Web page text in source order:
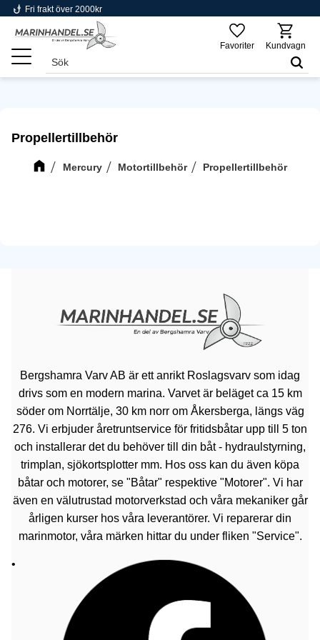
Meny
phishing Fri frakt över 2000kr
Favoriter Kundvagn
Propellertillbehör
Mercury Motortillbehör Propellertillbehör
Bergshamra Varv AB är ett anrikt Roslagsvarv som idag
drivs som en modern marina. Varvet är beläget ca 15 km
söder om Norrtälje, 30 km norr om Åkersberga, längs väg
276. Vi erbjuder åretruntservice för fritidsbåtar upp till 5 ton
och installerar det du behöver till din båt - hydraulstyrning,
trimplan, sjökortsplotter mm. Hos oss kan du även köpa
båtar och motorer, se "Båtar" respektive "Motorer". Vi har
även en välutrustad motorverkstad och våra mekaniker går
årligen kurser hos våra leverantörer. Vi reparerar din
marinmotor, våra märken hittar du under fliken "Service".